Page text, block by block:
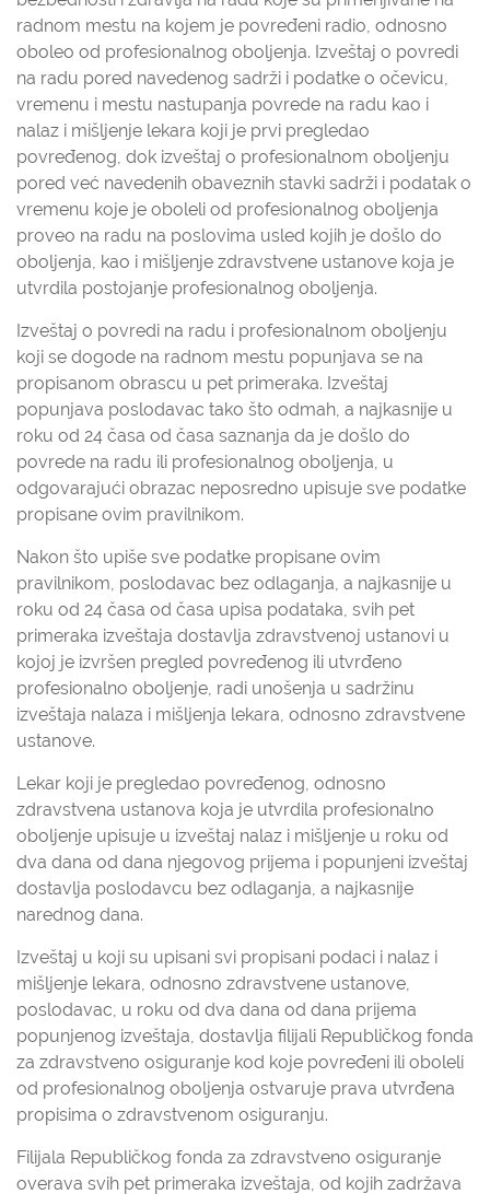
radnom mestu na kojem je povređeni radio, odnosno
oboleo od profesionalnog oboljenja. Izveštaj o povredi
na radu pored navedenog sadrži i podatke o očevicu,
vremenu i mestu nastupanja povrede na radu kao i
nalaz i mišljenje lekara koji je prvi pregledao
povređenog, dok izveštaj o profesionalnom oboljenju
pored već navedenih obaveznih stavki sadrži i podatak o
vremenu koje je oboleli od profesionalnog oboljenja
proveo na radu na poslovima usled kojih je došlo do
oboljenja, kao i mišljenje zdravstvene ustanove koja je
utvrdila postojanje profesionalnog oboljenja.
Izveštaj o povredi na radu i profesionalnom oboljenju
koji se dogode na radnom mestu popunjava se na
propisanom obrascu u pet primeraka. Izveštaj
popunjava poslodavac tako što odmah, a najkasnije u
roku od 24 časa od časa saznanja da je došlo do
povrede na radu ili profesionalnog oboljenja, u
odgovarajući obrazac neposredno upisuje sve podatke
propisane ovim pravilnikom.
Nakon što upiše sve podatke propisane ovim
pravilnikom, poslodavac bez odlaganja, a najkasnije u
roku od 24 časa od časa upisa podataka, svih pet
primeraka izveštaja dostavlja zdravstvenoj ustanovi u
kojoj je izvršen pregled povređenog ili utvrđeno
profesionalno oboljenje, radi unošenja u sadržinu
izveštaja nalaza i mišljenja lekara, odnosno zdravstvene
ustanove.
Lekar koji je pregledao povređenog, odnosno
zdravstvena ustanova koja je utvrdila profesionalno
oboljenje upisuje u izveštaj nalaz i mišljenje u roku od
dva dana od dana njegovog prijema i popunjeni izveštaj
dostavlja poslodavcu bez odlaganja, a najkasnije
narednog dana.
Izveštaj u koji su upisani svi propisani podaci i nalaz i
mišljenje lekara, odnosno zdravstvene ustanove,
poslodavac, u roku od dva dana od dana prijema
popunjenog izveštaja, dostavlja filijali Republičkog fonda
za zdravstveno osiguranje kod koje povređeni ili oboleli
od profesionalnog oboljenja ostvaruje prava utvrđena
propisima o zdravstvenom osiguranju.
Filijala Republičkog fonda za zdravstveno osiguranje
overava svih pet primeraka izveštaja, od kojih zadržava